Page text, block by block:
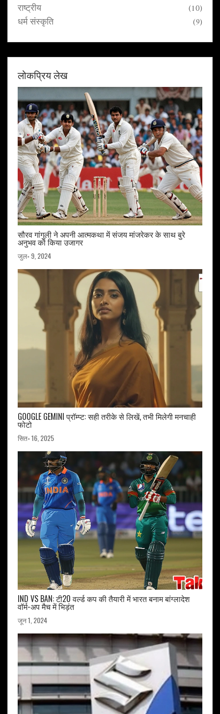
राष्ट्रीय (10)
धर्म संस्कृति (9)
लोकप्रिय लेख
सौरव गांगुली ने अपनी आत्मकथा में संजय मांजरेकर के साथ बुरे
अनुभव को किया उजागर
जुल॰ 9, 2024
GOOGLE GEMINI प्रॉम्प्ट: सही तरीके से लिखें, तभी मिलेगी मनचाही
फोटो
सित॰ 16, 2025
IND VS BAN: टी20 वर्ल्ड कप की तैयारी में भारत बनाम बांग्लादेश
वॉर्म-अप मैच में भिड़ंत
जून 1, 2024